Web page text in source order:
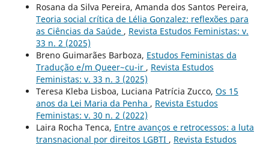
Rosana da Silva Pereira, Amanda dos Santos Pereira,
Teoria social crítica de Lélia Gonzalez: reflexões para
as Ciências da Saúde , Revista Estudos Feministas: v.
33 n. 2 (2025)
Breno Guimarães Barboza, Estudos Feministas da
Tradução e/m Queer~cu-ir , Revista Estudos
Feministas: v. 33 n. 3 (2025)
Teresa Kleba Lisboa, Luciana Patrícia Zucco, Os 15
anos da Lei Maria da Penha , Revista Estudos
Feministas: v. 30 n. 2 (2022)
Laira Rocha Tenca, Entre avanços e retrocessos: a luta
transnacional por direitos LGBTI , Revista Estudos